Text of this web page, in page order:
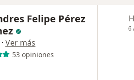
Felipe Pérez
· Ver más
53 opiniones
6